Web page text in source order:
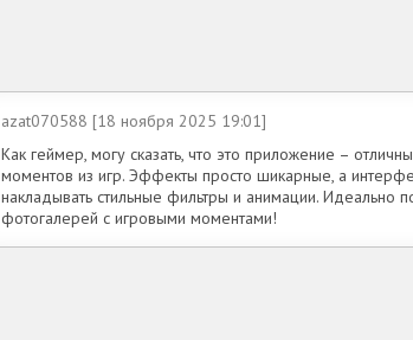
azat070588 [18 ноября 2025 19:01]
Как геймер, могу сказать, что это приложение –
моментов из игр. Эффекты просто шикарные, а
накладывать стильные фильтры и анимации. Идеально
фотогалерей с игровыми моментами!